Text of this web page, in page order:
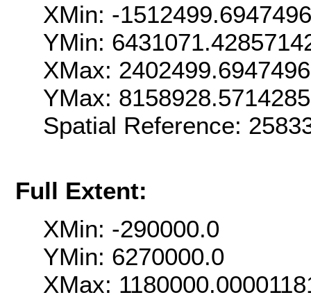
XMin: -
YMin:
XMax:
YMax:
Spatial Reference:
Full Extent:
XMin: -290000.0
YMin: 6270000.0
XMax: